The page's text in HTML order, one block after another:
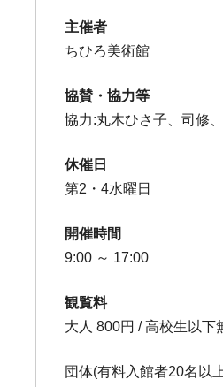
主催者
ちひろ美術館
協賛・協力等
協力:丸木ひさ子、司修
休催日
第2・4水曜日
開催時間
9:00 ～ 17:00
観覧料
大人 800円 / 高校生以下
団体(有料入館者20名以